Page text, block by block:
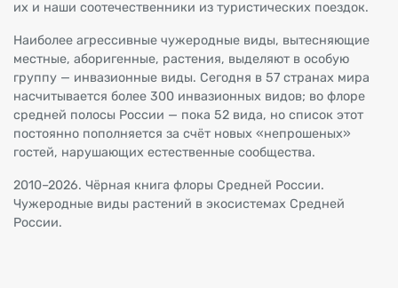
их и наши соотечественники из туристических поездок.
Наиболее агрессивные чужеродные виды, вытесняющие
местные, аборигенные, растения, выделяют в особую
группу — инвазионные виды. Сегодня в 57 странах мира
насчитывается более 300 инвазионных видов; во флоре
средней полосы России — пока 52 вида, но список этот
постоянно пополняется за счёт новых «непрошеных»
гостей, нарушающих естественные сообщества.
2010–2026. Чёрная книга флоры Средней России.
Чужеродные виды растений в экосистемах Средней
России.